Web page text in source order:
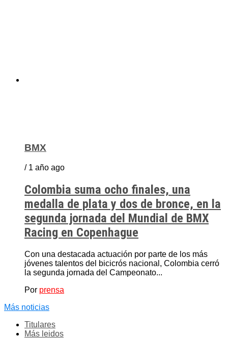
BMX
/ 1 año ago
Colombia suma ocho finales, una
medalla de plata y dos de bronce, en la
segunda jornada del Mundial de BMX
Racing en Copenhague
Con una destacada actuación por parte de los más
jóvenes talentos del bicicrós nacional, Colombia cerró
la segunda jornada del Campeonato...
Por prensa
Más noticias
Titulares
Más leidos